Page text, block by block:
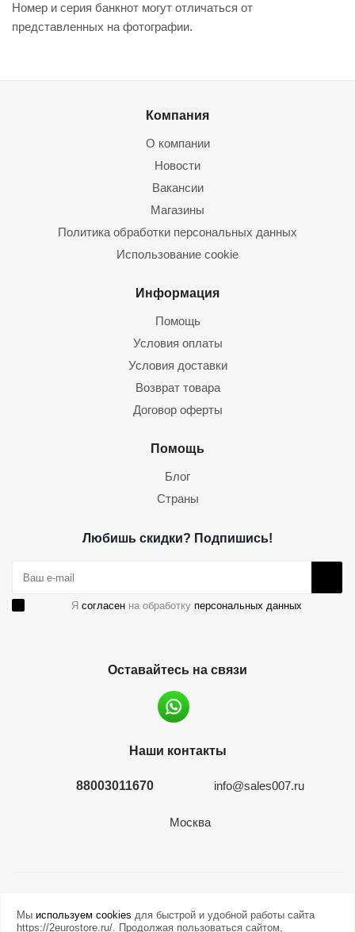
Номер и серия банкнот могут отличаться от
представленных на фотографии.
Компания
О компании
Новости
Вакансии
Магазины
Политика обработки персональных данных
Использование cookie
Информация
Помощь
Условия оплаты
Условия доставки
Возврат товара
Договор оферты
Помощь
Блог
Страны
Любишь скидки? Подпишись!
Я согласен на обработку персональных данных
Оставайтесь на связи
Наши контакты
88003011670 info@sales007.ru
Москва
Мы используем cookies для быстрой и удобной работы сайта
https://2eurostore.ru/. Продолжая пользоваться сайтом,